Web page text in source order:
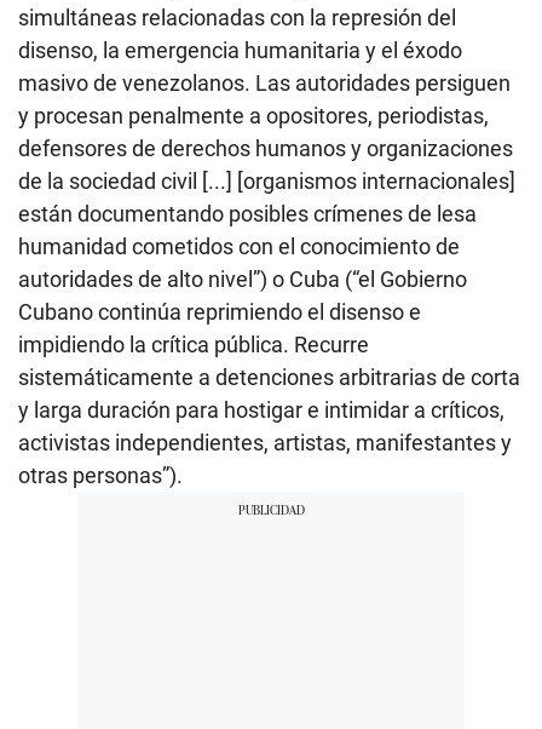
simultáneas relacionadas con la represión del
disenso, la emergencia humanitaria y el éxodo
masivo de venezolanos. Las autoridades persiguen
y procesan penalmente a opositores, periodistas,
defensores de derechos humanos y organizaciones
de la sociedad civil [...] [organismos internacionales]
están documentando posibles crímenes de lesa
humanidad cometidos con el conocimiento de
autoridades de alto nivel”) o Cuba (“el Gobierno
Cubano continúa reprimiendo el disenso e
impidiendo la crítica pública. Recurre
sistemáticamente a detenciones arbitrarias de corta
y larga duración para hostigar e intimidar a críticos,
activistas independientes, artistas, manifestantes y
otras personas”).